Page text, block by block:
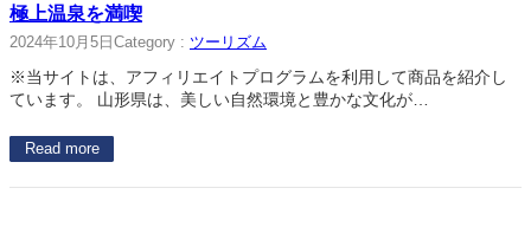
極上温泉を満喫
2024年10月5日 Category : ツーリズム
※当サイトは、アフィリエイトプログラムを利用して商品を紹介し
ています。 山形県は、美しい自然環境と豊かな文化が…
Read more